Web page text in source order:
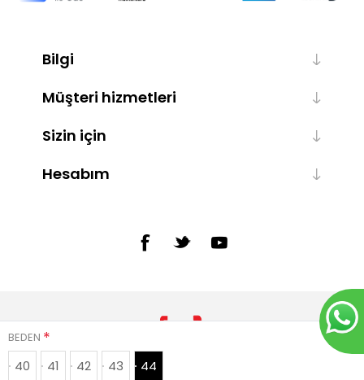
BEDEN *
40 41 42 43 44
Bilgi
Müşteri hizmetleri
Sizin için
Hesabım